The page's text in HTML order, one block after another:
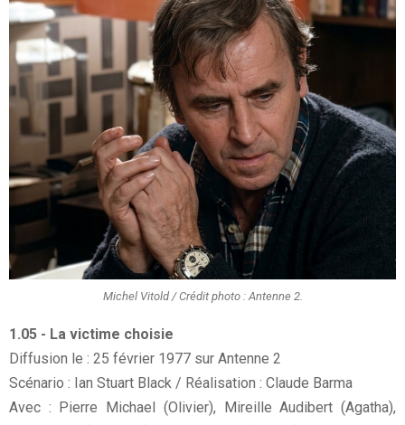
Michel Vitold / Crédit photo : Antenne 2.
1.05 - La victime choisie
Diffusion le : 25 février 1977 sur Antenne 2
Scénario : Ian Stuart Black / Réalisation : Claude Barma
Avec : Pierre Michael (Olivier), Mireille Audibert (Agatha),